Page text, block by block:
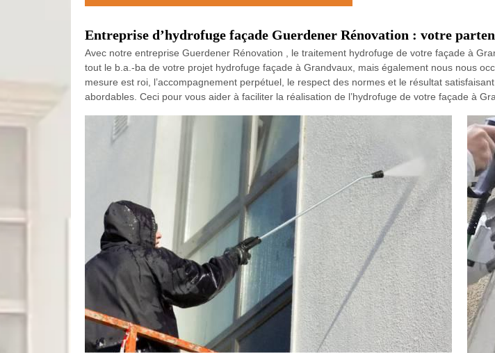
Entreprise d’hydrofuge façade Guerdener Rénovation : votre
Avec notre entreprise Guerdener Rénovation , le traitement hydrofuge de votre façade à
tout le b.a.-ba de votre projet hydrofuge façade à Grandvaux, mais également nous nous
mesure est roi, l’accompagnement perpétuel, le respect des normes et le résultat
abordables. Ceci pour vous aider à faciliter la réalisation de l’hydrofuge de votre façade à